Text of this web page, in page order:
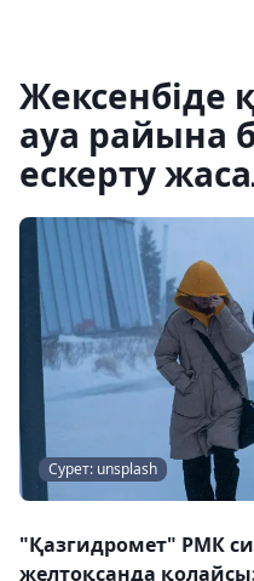
Жексенбіде
ауа райына
ескерту
Сурет: unsplash
"Қазгидромет" РМК
желтоқсанда